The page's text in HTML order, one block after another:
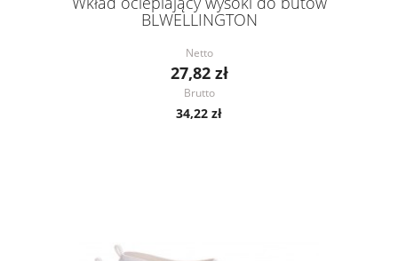
BLWELLINGTON
Netto
27,82 zł
Brutto
34,22 zł